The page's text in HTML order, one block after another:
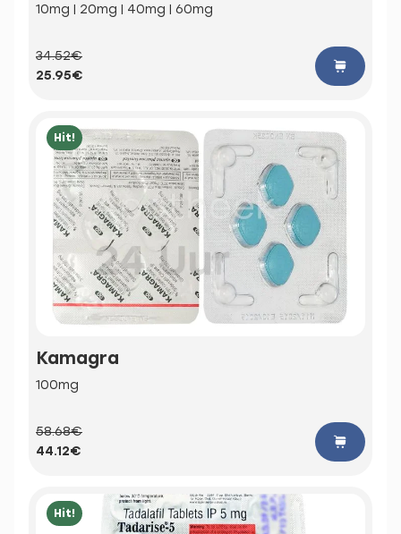
10mg | 20mg | 40mg | 60mg
34.52€
25.95€
Hit!
Kamagra
100mg
58.68€
44.12€
Hit!